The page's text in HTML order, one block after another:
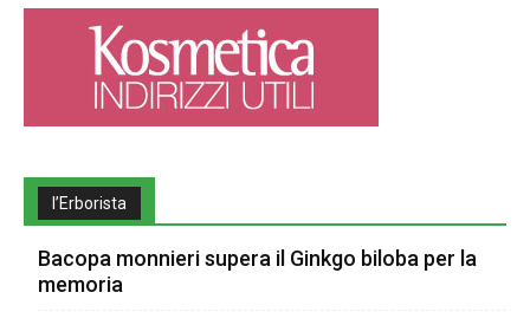
l’Erborista
Bacopa monnieri supera il Ginkgo biloba per la
memoria